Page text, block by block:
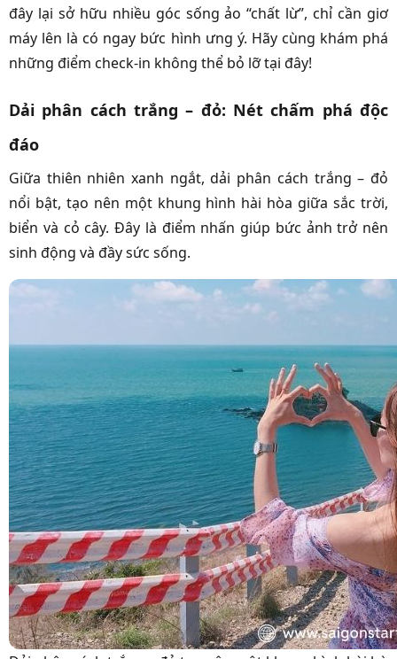
đây lại sở hữu nhiều góc sống ảo “chất lừ”, chỉ cần giơ
máy lên là có ngay bức hình ưng ý. Hãy cùng khám phá
những điểm check-in không thể bỏ lỡ tại đây!
Dải phân cách trắng – đỏ: Nét chấm phá độc
đáo
Giữa thiên nhiên xanh ngắt, dải phân cách trắng – đỏ
nổi bật, tạo nên một khung hình hài hòa giữa sắc trời,
biển và cỏ cây. Đây là điểm nhấn giúp bức ảnh trở nên
sinh động và đầy sức sống.